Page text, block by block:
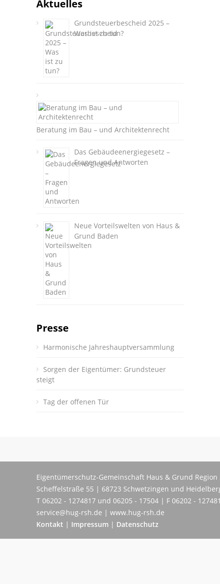
Aktuelles
Grundsteuerbescheid 2025 –
Was ist zu tun?
Beratung im Bau – und Architektenrecht
Das Gebäudeenergiegesetz –
Fragen und Antworten
Neue Vorteilswelten von Haus &
Grund Baden
Presse
Harmonische Jahreshauptversammlung
Sorgen der Eigentümer: Grundsteuer
steigt
Tag der offenen Tür
Eigentümerschutz-Gemeinschaft Haus & Grund
Scheffelstraße 55 | 68723 Schwetzingen und
T 06202 - 1274817 und 06205 - 17504 | F 06202 -
service@hug-rsh.de | www.hug-rsh.de
Kontakt | Impressum | Datenschutz